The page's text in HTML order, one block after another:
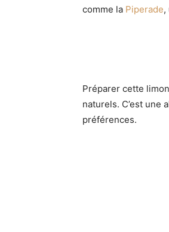
comme la Piperade,
Préparer cette
naturels. C’est une
préférences.